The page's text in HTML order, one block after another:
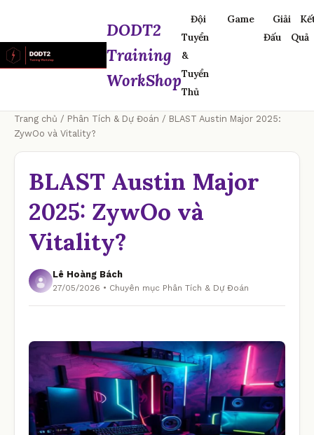
DODT2
Training
WorkShop
Đội
Tuyển
&
Tuyển
Thủ
Game
Giải
Đấu
Quả
Trang chủ / Phân Tích & Dự Đoán / BLAST Austin Major 2025:
ZywOo và Vitality?
BLAST Austin Major
2025: ZywOo và
Vitality?
Lê Hoàng Bách
27/05/2026 • Chuyên mục Phân Tích & Dự Đoán